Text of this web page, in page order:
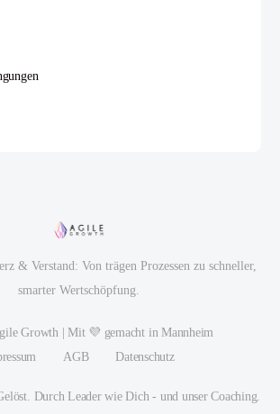
& Verstand: Von trägen Prozessen zu schneller,
smarter Wertschöpfung.
Growth | Mit 💜 gemacht in Mannheim
AGB Datenschutz
Durch Leader wie Dich - und unser Coaching.